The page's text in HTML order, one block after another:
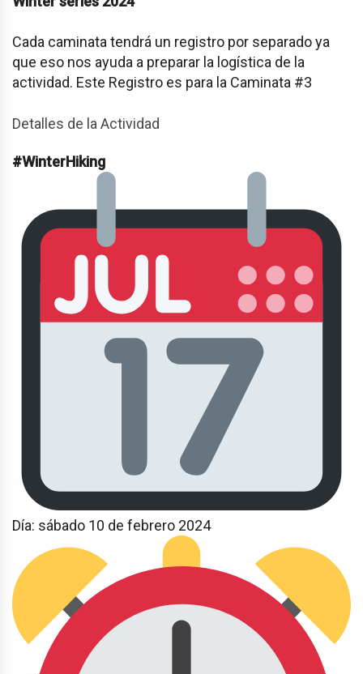
Cada caminata tendrá un registro por separado ya
que eso nos ayuda a preparar la logística de la
actividad. Este Registro es para la Caminata #3
Detalles de la Actividad
#WinterHiking
Día: sábado 10 de febrero 2024